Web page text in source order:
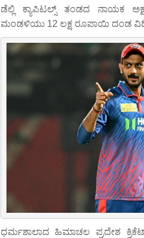
ಡೆಲ್ಲಿ ಕ್ಯಾಪಿಟಲ್ಸ್ ತಂಡದ ನಾಯಕ
ಮಂಡಳಿಯು 12 ಲಕ್ಷ ರೂಪಾಯಿ ದಂಡ
ಧರ್ಮಶಾಲಾದ ಹಿಮಾಚಲ ಪ್ರದೇಶ